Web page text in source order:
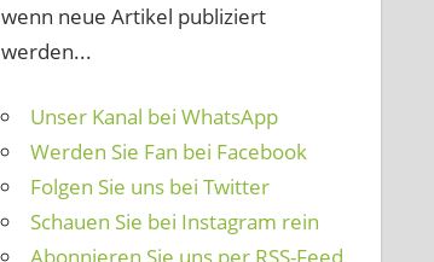
wenn neue Artikel publiziert
werden...
Unser Kanal bei WhatsApp
Werden Sie Fan bei Facebook
Folgen Sie uns bei Twitter
Schauen Sie bei Instagram rein